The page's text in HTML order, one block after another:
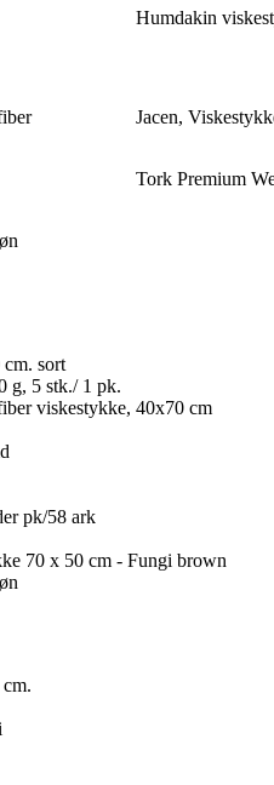
Humdakin
Jacen,
Tork Premium
sort
g, 5 stk./ 1 pk.
viskestykke, 40x70 cm
pk/58 ark
70 x 50 cm - Fungi brown